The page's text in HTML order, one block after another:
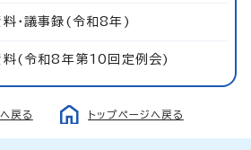
・議事録(令和8年)
(令和8年第10回定例会)
戻る トップページへ戻る